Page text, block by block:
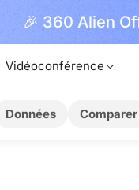
Vidéoconférence
Données Comparer